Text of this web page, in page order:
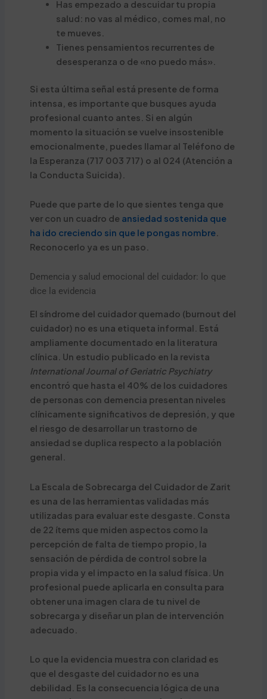
Has empezado a descuidar tu propia
salud: no vas al médico, comes mal, no
te mueves.
Tienes pensamientos recurrentes de
desesperanza o de «no puedo más».
Si esta última señal está presente de forma
intensa, es importante que busques ayuda
profesional cuanto antes. Si en algún
momento la situación se vuelve insostenible
emocionalmente, puedes llamar al Teléfono de
la Esperanza (717 003 717) o al 024 (Atención a
la Conducta Suicida).
Puede que parte de lo que sientes tenga que
ver con un cuadro de ansiedad sostenida que
ha ido creciendo sin que le pongas nombre
Reconocerlo ya es un paso.
Demencia y salud emocional del cuidador: lo que
dice la evidencia
El síndrome del cuidador quemado (burnout del
cuidador) no es una etiqueta informal. Está
ampliamente documentado en la literatura
clínica. Un estudio publicado en la revista
International Journal of Geriatric Psychiatry
encontró que hasta el 40% de los cuidadores
de personas con demencia presentan niveles
clínicamente significativos de depresión, y que
el riesgo de desarrollar un trastorno de
ansiedad se duplica respecto a la población
general.
La Escala de Sobrecarga del Cuidador de Zarit
es una de las herramientas validadas más
utilizadas para evaluar este desgaste. Consta
de 22 ítems que miden aspectos como la
percepción de falta de tiempo propio, la
sensación de pérdida de control sobre la
propia vida y el impacto en la salud física. Un
profesional puede aplicarla en consulta para
obtener una imagen clara de tu nivel de
sobrecarga y diseñar un plan de intervención
adecuado.
Lo que la evidencia muestra con claridad es
que el desgaste del cuidador no es una
debilidad. Es la consecuencia lógica de una